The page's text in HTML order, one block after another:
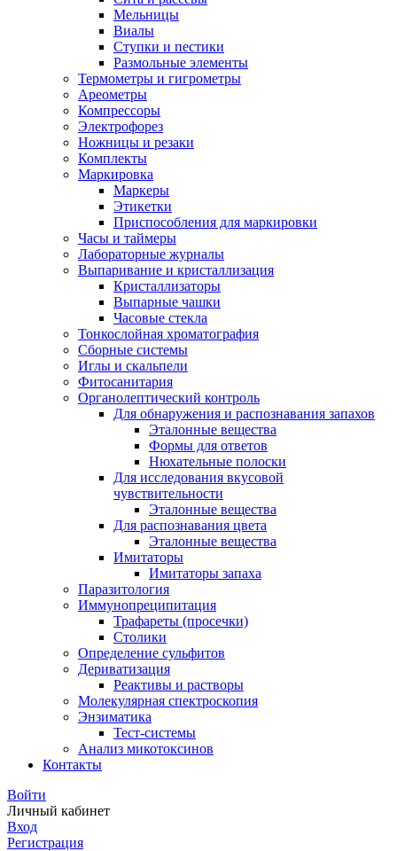
Мельницы
Виалы
Ступки и пестики
Размольные элементы
Термометры и гигрометры
Ареометры
Компрессоры
Электрофорез
Ножницы и резаки
Комплекты
Маркировка
Маркеры
Этикетки
Приспособления для маркировки
Часы и таймеры
Лабораторные журналы
Выпаривание и кристаллизация
Кристаллизаторы
Выпарные чашки
Часовые стекла
Тонкослойная хроматография
Сборные системы
Иглы и скальпели
Фитосанитария
Органолептический контроль
Для обнаружения и распознавания запахов
Эталонные вещества
Формы для ответов
Нюхательные полоски
Для исследования вкусовой
чувствительности
Эталонные вещества
Для распознавания цвета
Эталонные вещества
Имитаторы
Имитаторы запаха
Паразитология
Иммунопреципитация
Трафареты (просечки)
Столики
Определение сульфитов
Дериватизация
Реактивы и растворы
Молекулярная спектроскопия
Энзиматика
Тест-системы
Анализ микотоксинов
Контакты
Войти
Личный кабинет
Вход
Регистрация